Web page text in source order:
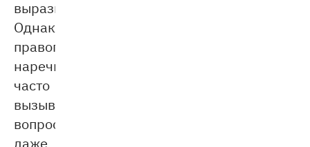
выразительнее.
Однако
правописание
наречий
часто
вызывает
вопросы
даже